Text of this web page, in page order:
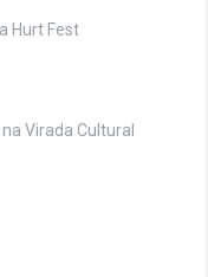
Hurt Fest
Virada Cultural